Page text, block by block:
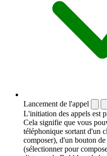
Lancement de l'appel
L'initiation des appels est
Cela signifie que vous
téléphonique sortant d'un
composer), d'un bouton
(sélectionner pour